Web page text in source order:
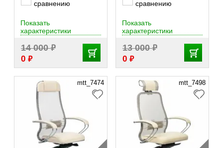
сравнению
14 000₽
0 ₽
Показать
характеристики
сравнению
13 000₽
0 ₽
Показать
характеристики
mtt_7474 mtt_7498